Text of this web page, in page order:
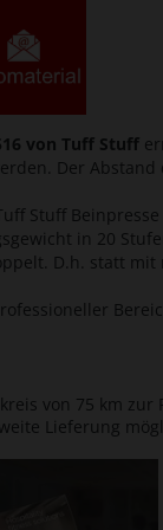
von Tuff Stuff
Der
Stuff
in 20
D.h. statt mit
von 75 km
Lieferung